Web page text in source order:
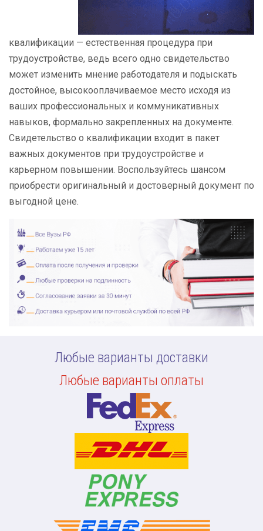
квалификации — естественная процедура при
трудоустройстве, ведь всего одно свидетельство
может изменить мнение работодателя и подыскать
достойное, высокооплачиваемое место исходя из
ваших профессиональных и коммуникативных
навыков, формально закрепленных на документе.
Свидетельство о квалификации входит в пакет
важных документов при трудоустройстве и
карьерном повышении. Воспользуйтесь шансом
приобрести оригинальный и достоверный документ по
выгодной цене.
Любые варианты доставки
Любые варианты оплаты